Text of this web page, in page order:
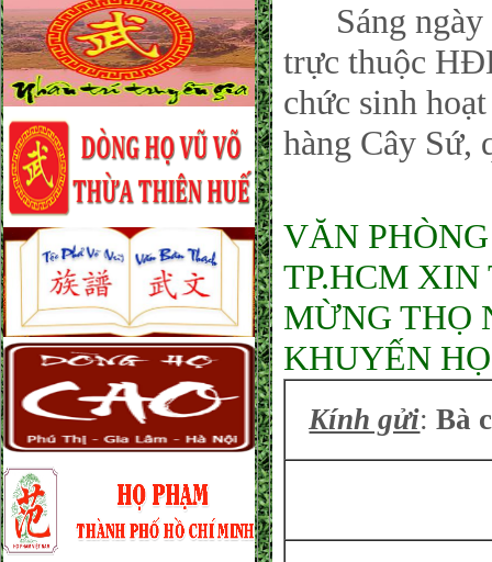
Sáng ngày
trực thuộc
chức sinh
hàng Cây Sứ,
VĂN
TP.HCM XIN
MỪNG THỌ
KHUYẾN
Kính gửi:Bà